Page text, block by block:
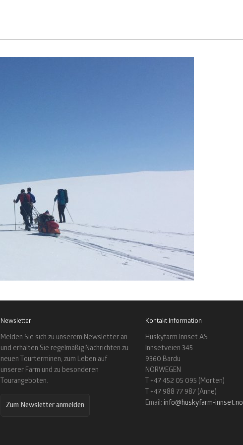
Newsletter
Melden Sie sich zu unserem Newsletter an
und erhalten Sie regelmäßig Nachrichten zu
neuen Tourterminen, zum Leben auf
unserer Farm und zu besonderen
Tourangeboten.
Zum Newsletter anmelden
Kontakt Information
Huskyfarm Innset AS
Innsetveien 345
9360 Bardu
NORWEGEN
T +47 452 05 095 (Morten)
T +47 988 77 987 (Anne)
Email: info@huskyfarm-innset.no